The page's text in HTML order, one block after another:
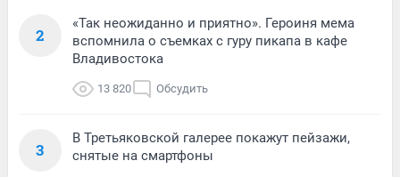
2
«Так неожиданно и приятно». Героиня мема
вспомнила о съемках с гуру пикапа в кафе
Владивостока
13 820 Обсудить
3
В Третьяковской галерее покажут пейзажи,
снятые на смартфоны